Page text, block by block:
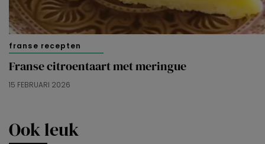
franse recepten
Franse citroentaart met meringue
15 FEBRUARI 2026
Ook leuk